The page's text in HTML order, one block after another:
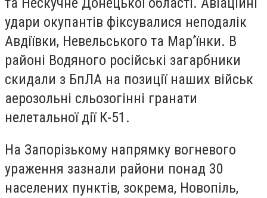
удари окупантів фіксувалися неподалік
Авдіївки, Невельського та Мар’їнки. В
районі Водяного російські загарбники
скидали з БпЛА на позиції наших військ
аерозольні сльозогінні гранати
нелетальної дії К-51.
На Запорізькому напрямку вогневого
ураження зазнали райони понад 30
населених пунктів, зокрема, Новопіль,